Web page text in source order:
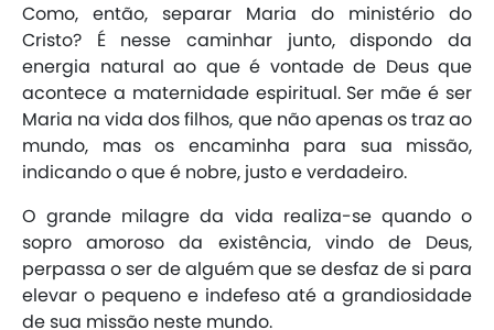
Como, então, separar Maria do ministério do
Cristo? É nesse caminhar junto, dispondo da
energia natural ao que é vontade de Deus que
acontece a maternidade espiritual. Ser mãe é ser
Maria na vida dos filhos, que não apenas os traz ao
mundo, mas os encaminha para sua missão,
indicando o que é nobre, justo e verdadeiro.
O grande milagre da vida realiza-se quando o
sopro amoroso da existência, vindo de Deus,
perpassa o ser de alguém que se desfaz de si para
elevar o pequeno e indefeso até a grandiosidade
de sua missão neste mundo.